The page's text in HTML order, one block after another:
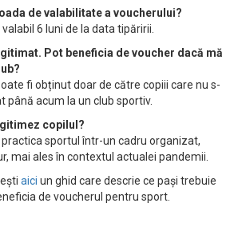
de valabilitate a voucherului?
6 luni de la data tipăririi.
Pot beneficia de voucher dacă mă
fi obținut doar de către copiii care nu s-
până acum la un club sportiv.
copilul?
sportul într-un cadru organizat,
mai ales în contextul actualei pandemii.
aici un ghid care descrie ce pași trebuie
de voucherul pentru sport.